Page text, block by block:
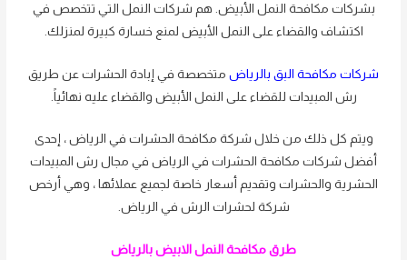
بشركات مكافحة النمل الأبيض. هم شركات النمل التي تتخصص في
اكتشاف والقضاء على النمل الأبيض لمنع خسارة كبيرة لمنزلك.
شركات مكافحة البق بالرياض متخصصة في إبادة الحشرات عن طريق
رش المبيدات للقضاء على النمل الأبيض والقضاء عليه نهائياً.
ويتم كل ذلك من خلال شركة مكافحة الحشرات في الرياض ، إحدى
أفضل شركات مكافحة الحشرات في الرياض في مجال رش المبيدات
الحشرية والحشرات وتقديم أسعار خاصة لجميع عملائها ، وهي أرخص
شركة لحشرات الرش في الرياض.
طرق مكافحة النمل الابيض بالرياض